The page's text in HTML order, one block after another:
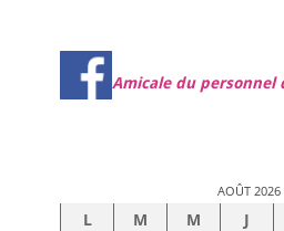
Amicale du personnel
AOÛT 2026
L M M J